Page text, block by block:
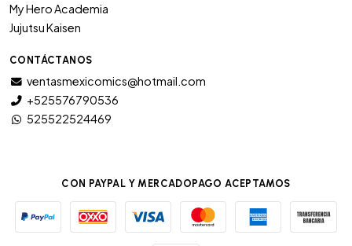
My Hero Academia
Jujutsu Kaisen
CONTÁCTANOS
ventasmexicomics@hotmail.com
+525576790536
525522524469
CON PAYPAL Y MERCADOPAGO ACEPTAMOS